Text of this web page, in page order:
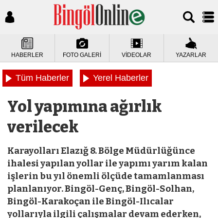
HABERLER FOTO GALERİ VİDEOLAR YAZARLAR
Tüm Haberler Yerel Haberler
Yol yapımına ağırlık
verilecek
Karayolları Elazığ 8. Bölge Müdürlüğünce
ihalesi yapılan yollar ile yapımı yarım kalan
işlerin bu yıl önemli ölçüde tamamlanması
planlanıyor. Bingöl-Genç, Bingöl-Solhan,
Bingöl-Karakoçan ile Bingöl-Ilıcalar
yollarıyla ilgili çalışmalar devam ederken,